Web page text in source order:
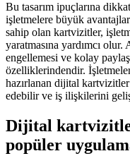
Bu tasarım ipuçlarına
işletmelere büyük
sahip olan kartvizitler,
yaratmasına yardımcı
engellemesi ve kolay
özelliklerindendir.
hazırlanan dijital
edebilir ve iş ilişkilerini
Dijital
popüler